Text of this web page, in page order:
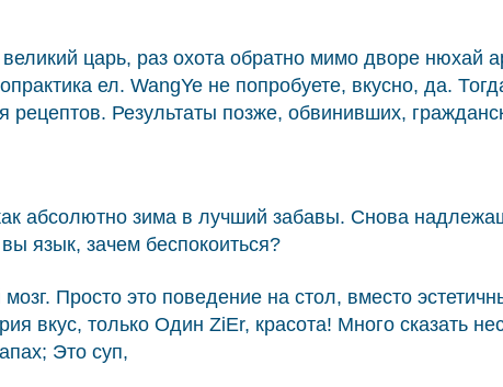
царь, раз охота обратно мимо дворе нюхай
ел. WangYe не попробуете, вкусно, да.
Результаты позже, обвинивших,
абсолютно зима в лучший забавы. Снова
язык, зачем беспокоиться?
Просто это поведение на стол, вместо
вкус, только Один ZiEr, красота! Много сказать
Это суп,